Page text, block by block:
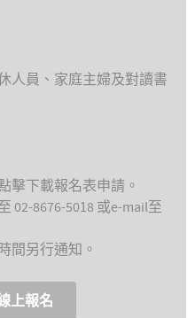
人員、家庭主婦及對讀書
擊下載報名表申請。
02-8676-5018 或e-mail至
間另行通知。
上報名